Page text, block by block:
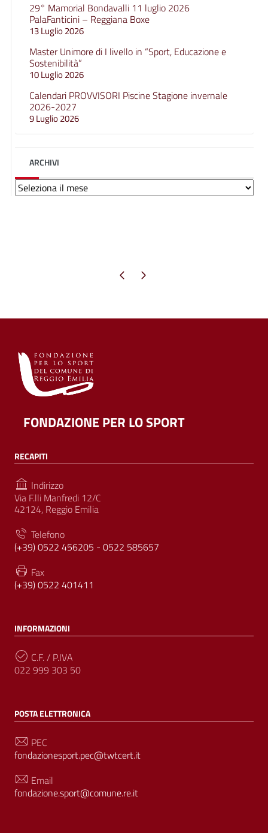
29° Mamorial Bondavalli 11 luglio 2026
PalaFanticini – Reggiana Boxe
13 Luglio 2026
Master Unimore di I livello in “Sport, Educazione e
Sostenibilità”
10 Luglio 2026
Calendari PROVVISORI Piscine Stagione invernale
2026-2027
9 Luglio 2026
ARCHIVI
Archivi
Pagina precedente
Pagina successiva
FONDAZIONE PER LO SPORT
RECAPITI
Indirizzo
Via F.lli Manfredi 12/C
42124, Reggio Emilia
Telefono
(+39) 0522 456205 - 0522 585657
Fax
(+39) 0522 401411
INFORMAZIONI
C.F. / P.IVA
022 999 303 50
POSTA ELETTRONICA
PEC
fondazionesport.pec@twtcert.it
Email
fondazione.sport@comune.re.it